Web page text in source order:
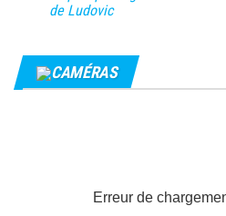
de Ludovic
CAMÉRAS
Erreur de